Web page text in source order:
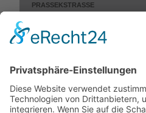
PRASSEKSTRASSE
ROECKSTRASSE
RUDOLF-GROTH-STRASSE
STELLBRINKSTRASSE
TRAVEMÜNDER ALLEE
WALDSTRASSE